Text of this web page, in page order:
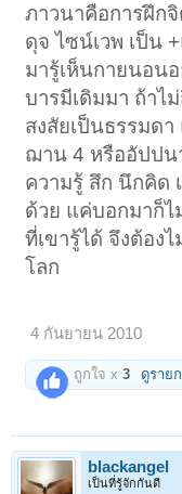
ภาวนาคือการฝึก
ดุจ ไซน์เวพ เป็น
มารู้เห็นกายนอน
บารมีเดิมมา ถ้าไ
สงสัยเป็นธรรมด
ฌาน 4 หรืออัปปน
ความรู้ สึก นึกคิด
ด้วย แค่บอกมาก็ไ
ที่เขารู้ได้ จึงต้อง
โลก
4 กันยายน 2010
ถูกใจ x3 ดูราย
blackangel
เป็นที่รู้จักกันดี